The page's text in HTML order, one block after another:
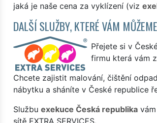
jaká je naše cena za vyklízení (viz
DALŠÍ SLUŽBY, KTERÉ VÁM
Přejete si v
firmu která vám
Chcete zajistit malování, čištění
nábytku a sháníte v České republice
Službu exekuce Česká republikavám
sítě EXTRA SERVICES.